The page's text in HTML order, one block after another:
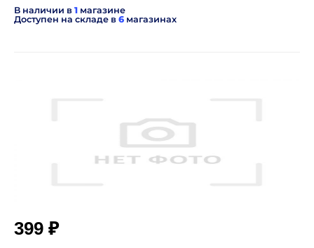
В наличии в 1 магазине
Доступен на складе в 6 магазинах
399 ₽